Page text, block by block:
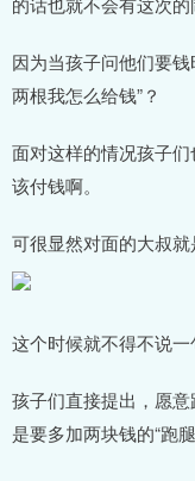
因为当孩子问他们要
两根我怎么给钱”？
面对这样的情况孩子
该付钱啊。
可很显然对面的大叔就
这个时候就不得不说一
孩子们直接提出，愿
是要多加两块钱的“跑腿